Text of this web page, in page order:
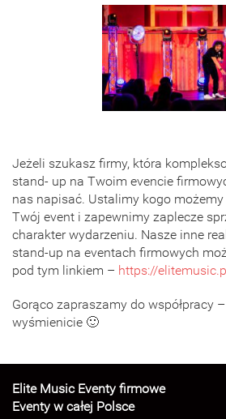
Jeżeli szukasz firmy, która
stand- up na Twoim evencie
nas napisać. Ustalimy kogo
Twój event i zapewnimy zaplecze
charakter wydarzeniu. Nasze inne
stand-up na eventach firmowych
pod tym linkiem – https://
Gorąco zapraszamy do współpracy
wyśmienicie 🙂
Elite Music Eventy firmowe
Eventy w całej Polsce